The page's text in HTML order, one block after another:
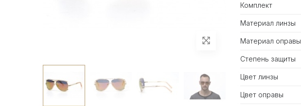
Комплект
Материал линзы
Материал оправы
Степень защиты
Цвет линзы
Цвет оправы